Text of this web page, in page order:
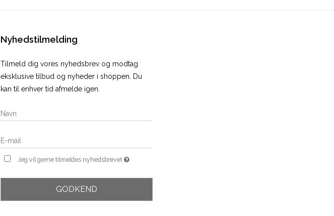
Nyhedstilmelding
Tilmeld dig vores nyhedsbrev og modtag
eksklusive tilbud og nyheder i shoppen. Du
kan til enhver tid afmelde igen.
Jeg vil gerne tilmeldes nyhedsbrevet
GODKEND